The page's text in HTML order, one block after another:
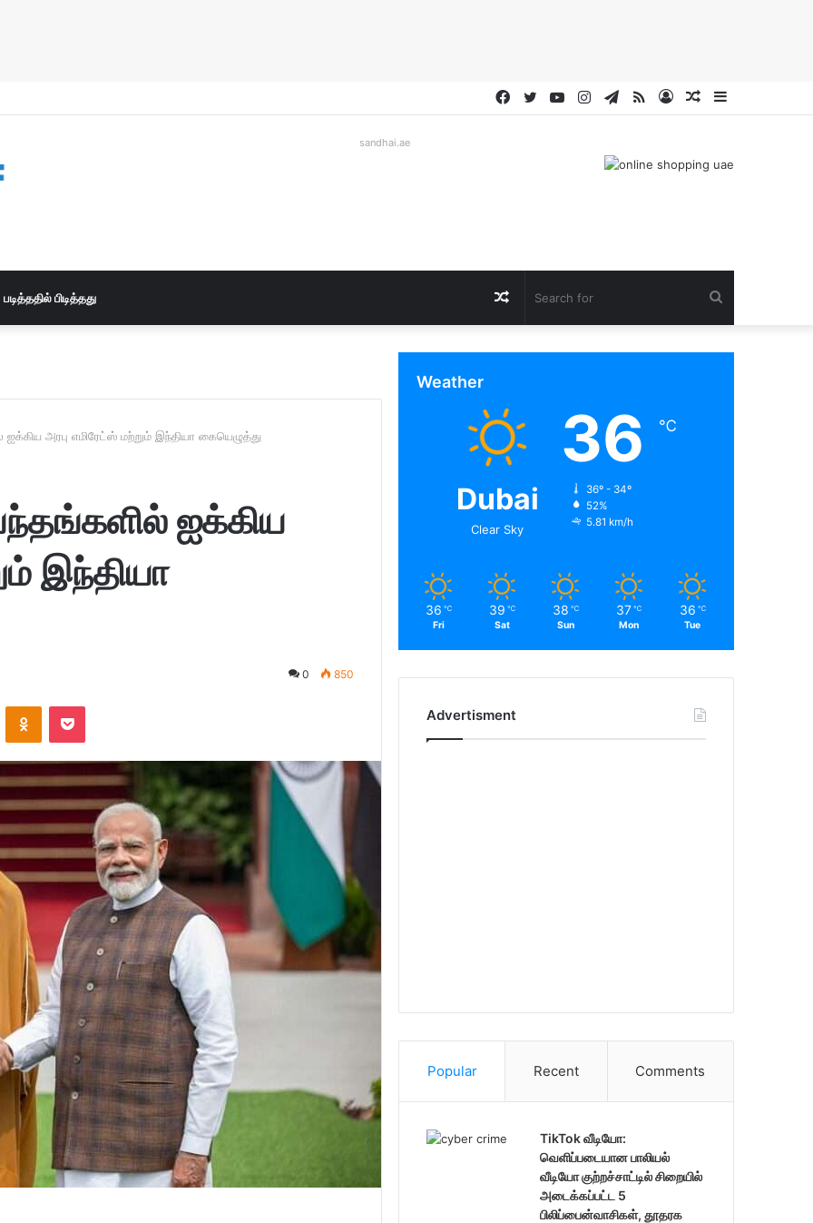
Random
Log
RSS
Telegram
Instagram
YouTube
Twitter
Facebook
sandhai.ae
படித்ததில் பிடித்தது
for
Random
Article
அரபு எமிரேட்ஸ் மற்றும் இந்தியா கையெழுத்து
ஐக்கிய
இந்தியா
0 850
Weather
Dubai
Clear Sky
36 ℃
36º - 34º
52%
5.81 km/h
36 ℃
Fri
39 ℃
Sat
38 ℃
Sun
37 ℃
Mon
36 ℃
Tue
Advertisment
Popular Recent Comments
TikTok வீடியோ:
வெளிப்படையான பாலியல்
வீடியோ குற்றச்சாட்டில் சிறையில்
அடைக்கப்பட்ட 5
பிலிப்பைன்வாசிகள், தூதரக